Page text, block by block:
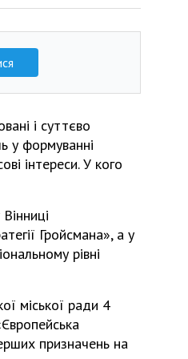
і суттєво
у формуванні
інтереси. У кого
Гройсмана», а у
рівні
міської ради 4
призначень на